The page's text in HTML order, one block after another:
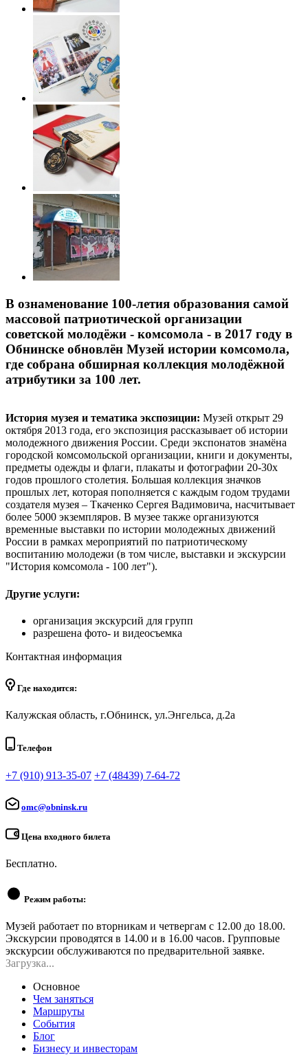
В ознаменование 100-летия образования самой
массовой патриотической организации
советской молодёжи - комсомола - в 2017 году в
Обнинске обновлён Музей истории комсомола,
где собрана обширная коллекция молодёжной
атрибутики за 100 лет.
История музея и тематика экспозиции: Музей открыт 29
октября 2013 года, его экспозиция рассказывает об истории
молодежного движения России. Среди экспонатов знамёна
городской комсомольской организации, книги и документы,
предметы одежды и флаги, плакаты и фотографии 20-30х
годов прошлого столетия. Большая коллекция значков
прошлых лет, которая пополняется с каждым годом трудами
создателя музея – Ткаченко Сергея Вадимовича, насчитывает
более 5000 экземпляров. В музее также организуются
временные выставки по истории молодежных движений
России в рамках мероприятий по патриотическому
воспитанию молодежи (в том числе, выставки и экскурсии
"История комсомола - 100 лет").
Другие услуги:
организация экскурсий для групп
разрешена фото- и видеосъемка
Контактная информация
Где находится:
Калужская область, г.Обнинск, ул.Энгельса, д.2а
Телефон
+7 (910) 913-35-07 +7 (48439) 7-64-72
omc@obninsk.ru
Цена входного билета
Бесплатно.
Режим работы:
Музей работает по вторникам и четвергам с 12.00 до 18.00.
Экскурсии проводятся в 14.00 и в 16.00 часов. Групповые
экскурсии обслуживаются по предварительной заявке.
Загрузка...
Основное
Чем заняться
Маршруты
События
Блог
Бизнесу и инвесторам